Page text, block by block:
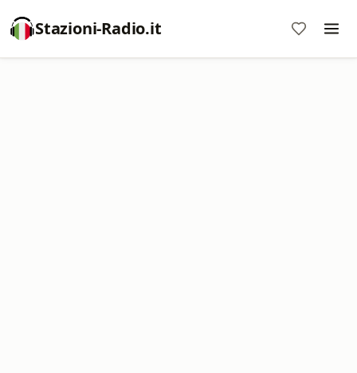
Stazioni-Radio.it